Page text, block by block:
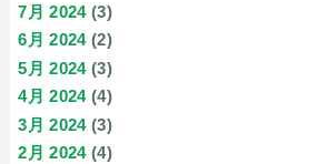
7月 2024(3)
6月 2024(2)
5月 2024(3)
4月 2024(4)
3月 2024(3)
2月 2024(4)